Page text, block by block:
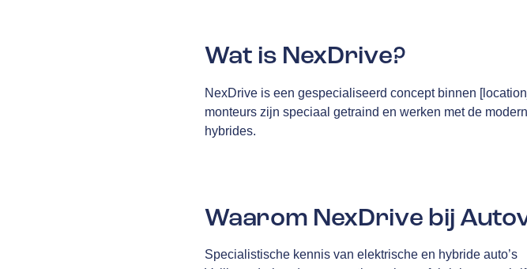
Wat is NexDrive?
NexDrive is een gespecialiseerd concept binnen
monteurs zijn speciaal getraind en werken met de
hybrides.
Waarom NexDrive bij
Specialistische kennis van elektrische en hybride auto’s